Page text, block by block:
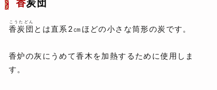
香炭団
香炭団
こうたどん
とは直系2㎝ほどの小さな筒形の炭です。
香炉の灰にうめて香木を加熱するために使用しま
す。